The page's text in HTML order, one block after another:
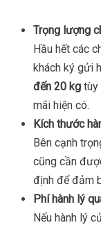
Trọng lượng
Hầu hết các
khách ký gửi
đến 20 kg tùy
mãi hiện có.
Kích thước
Bên cạnh
cũng cần
định để đảm
Phí hành lý
Nếu hành lý